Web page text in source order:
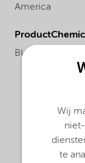
America
Block polymer
Wij
te